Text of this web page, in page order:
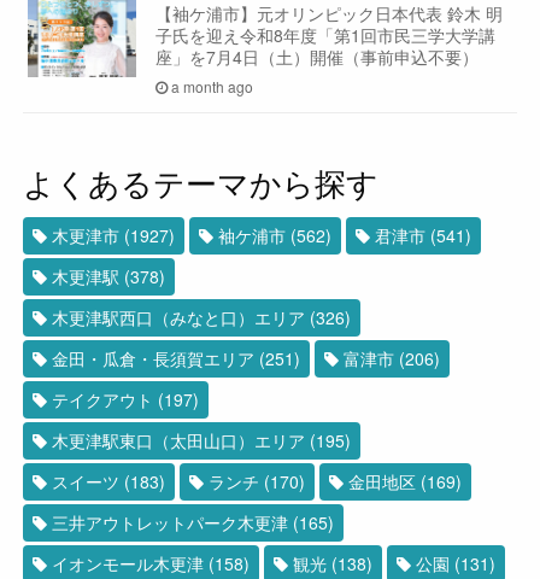
【袖ケ浦市】元オリンピック日本代表 鈴木 明
子氏を迎え令和8年度「第1回市民三学大学講
座」を7月4日（土）開催（事前申込不要）
a month ago
よくあるテーマから探す
木更津市 (1927) 袖ケ浦市 (562) 君津市 (541)
木更津駅 (378)
木更津駅西口（みなと口）エリア (326)
金田・瓜倉・長須賀エリア (251) 富津市 (206)
テイクアウト (197)
木更津駅東口（太田山口）エリア (195)
スイーツ (183) ランチ (170) 金田地区 (169)
三井アウトレットパーク木更津 (165)
イオンモール木更津 (158) 観光 (138) 公園 (131)